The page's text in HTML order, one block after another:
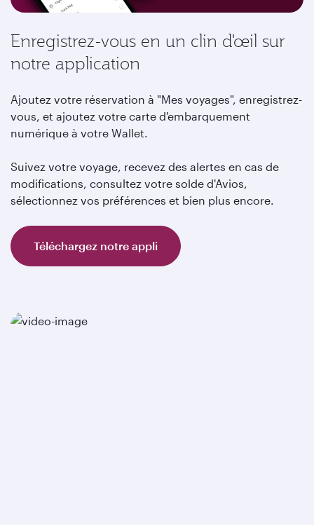
Enregistrez-vous en un clin d'œil sur
notre application
Ajoutez votre réservation à "Mes voyages", enregistrez-
vous, et ajoutez votre carte d'embarquement
numérique à votre Wallet.
Suivez votre voyage, recevez des alertes en cas de
modifications, consultez votre solde d'Avios,
sélectionnez vos préférences et bien plus encore.
Téléchargez notre appli